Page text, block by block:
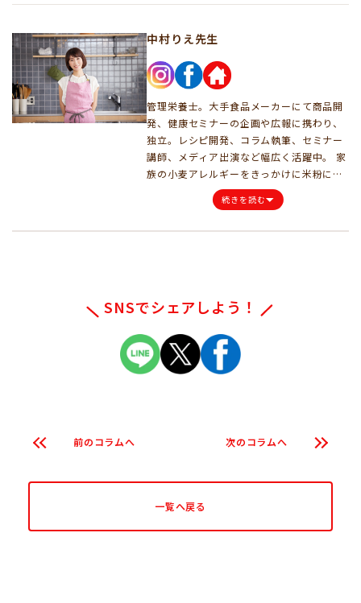
中村りえ先生
管理栄養士。大手食品メーカーにて商品開
発、健康セミナーの企画や広報に携わり、
独立。レシピ開発、コラム執筆、セミナー
講師、メディア出演など幅広く活躍中。 家
族の小麦アレルギーをきっかけに米粉に出
会い、米粉のおいしさに魅了される。ま
た、日本人の「米離れ」の深刻さについて
続きを読む
SNSでシェアしよう！
前のコラムへ 次のコラムへ
一覧へ戻る